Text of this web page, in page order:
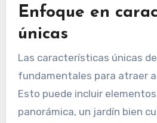
Enfoque en
únicas
Las características únicas
fundamentales para atraer
Esto puede incluir
panorámica, un jardín bien